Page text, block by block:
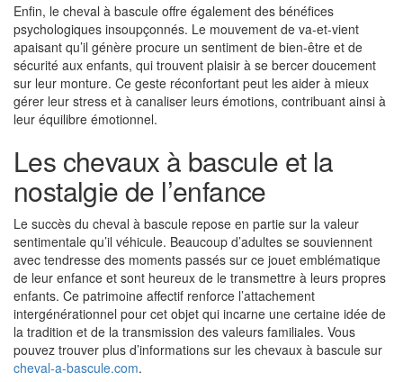
Enfin, le cheval à bascule offre également des bénéfices
psychologiques insoupçonnés. Le mouvement de va-et-vient
apaisant qu’il génère procure un sentiment de bien-être et de
sécurité aux enfants, qui trouvent plaisir à se bercer doucement
sur leur monture. Ce geste réconfortant peut les aider à mieux
gérer leur stress et à canaliser leurs émotions, contribuant ainsi à
leur équilibre émotionnel.
Les chevaux à bascule et la
nostalgie de l’enfance
Le succès du cheval à bascule repose en partie sur la valeur
sentimentale qu’il véhicule. Beaucoup d’adultes se souviennent
avec tendresse des moments passés sur ce jouet emblématique
de leur enfance et sont heureux de le transmettre à leurs propres
enfants. Ce patrimoine affectif renforce l’attachement
intergénérationnel pour cet objet qui incarne une certaine idée de
la tradition et de la transmission des valeurs familiales. Vous
pouvez trouver plus d’informations sur les chevaux à bascule sur
cheval-a-bascule.com.